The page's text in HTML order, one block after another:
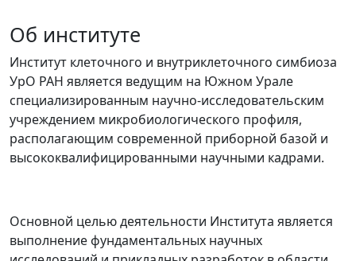
Об институте
Институт клеточного и внутриклеточного симбиоза
УрО РАН является ведущим на Южном Урале
специализированным научно-исследовательским
учреждением микробиологического профиля,
располагающим современной приборной базой и
высококвалифицированными научными кадрами.
Основной целью деятельности Института является
выполнение фундаментальных научных